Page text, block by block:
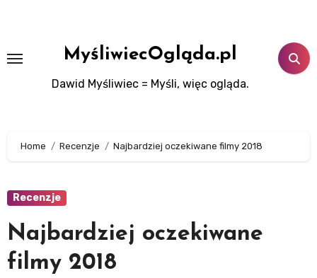
MyśliwiecOgląda.pl
Dawid Myśliwiec = Myśli, więc ogląda.
Home Recenzje Najbardziej oczekiwane filmy 2018
Recenzje
Najbardziej oczekiwane
filmy 2018